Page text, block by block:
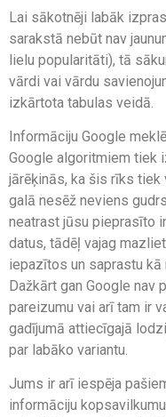
Lai sākotnēji labāk
sarakstā nebūt nav
lielu popularitāti), tā
vārdi vai vārdu
izkārtota tabulas veidā.
Informāciju Google
Google algoritmiem tiek
jārēķinās, ka šis rīks tiek
galā nesēž neviens
neatrast jūsu pieprasīto
datus, tādēļ vajag
iepazītos un saprastu
Dažkārt gan Google nav
pareizumu vai arī tam ir
gadījumā attiecīgajā
par labāko variantu.
Jums ir arī iespēja
informāciju